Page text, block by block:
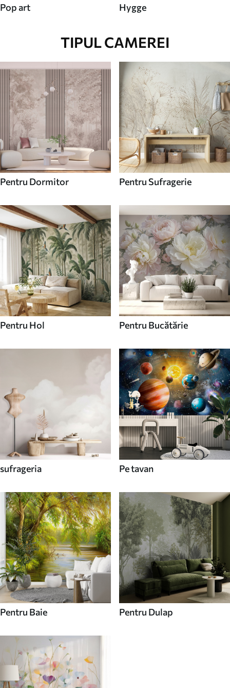
Pop art Hygge
TIPUL CAMEREI
Pentru Dormitor Pentru Sufragerie
Pentru Hol Pentru Bucătărie
sufrageria Pe tavan
Pentru Baie Pentru Dulap